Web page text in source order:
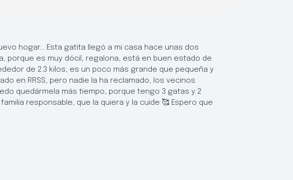
hogar… Esta gatita llegó a mi casa hace unas dos
porque es muy dócil, regalona, está en buen estado de
de 2.3 kilos, es un poco más grande que pequeña y
en RRSS, pero nadie la ha reclamado, los vecinos
quedármela más tiempo, porque tengo 3 gatas y 2
responsable, que la quiera y la cuide 🥰 Espero que